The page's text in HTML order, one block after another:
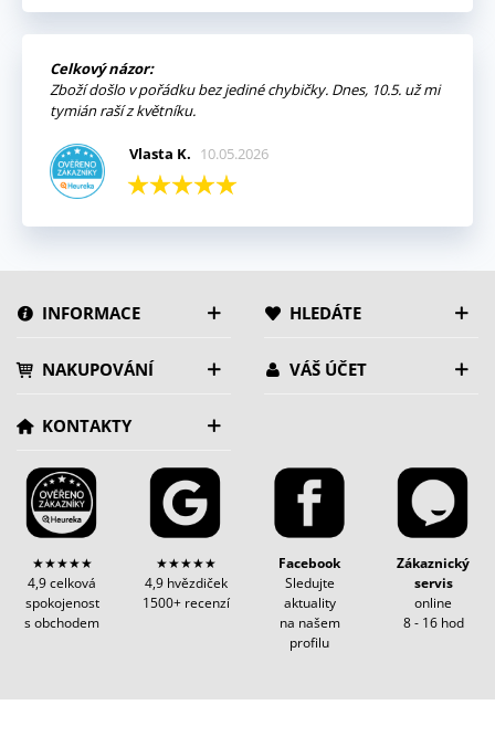
Celkový názor:
Zboží došlo v pořádku bez jediné chybičky. Dnes, 10.5. už mi
tymián raší z květníku.
Vlasta K. 10.05.2026
INFORMACE HLEDÁTE
NAKUPOVÁNÍ VÁŠ ÚČET
KONTAKTY
★★★★★
4,9 celková
spokojenost
s obchodem
★★★★★
4,9 hvězdiček
1500+ recenzí
Facebook
Sledujte
aktuality
na našem
profilu
Zákaznický
servis
online
8 - 16 hod